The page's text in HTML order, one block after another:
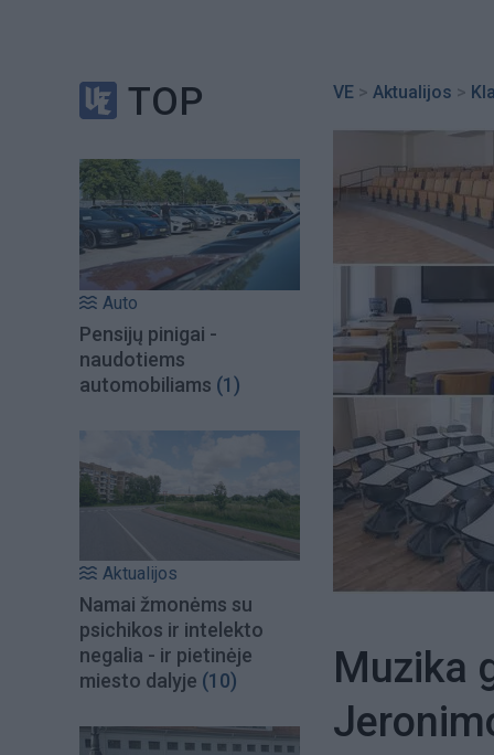
TOP
Auto
Pensijų pinigai -
naudotiems
automobiliams (1)
Aktualijos
Namai žmonėms su
psichikos ir intelekto
negalia - ir pietinėje
miesto dalyje (10)
VE > Aktualijos >
Muzika